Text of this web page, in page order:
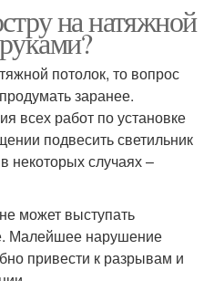
на натяжной
потолок, то вопрос
заранее.
всех работ по установке
подвесить светильник
некоторых случаях –
может выступать
Малейшее нарушение
привести к разрывам и